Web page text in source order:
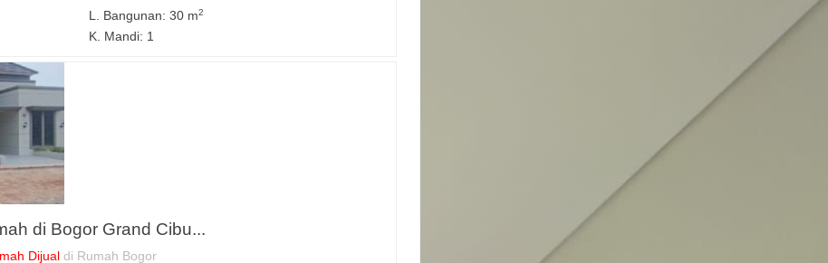
L. Bangunan: 30 m2
K. Mandi: 1
di Bogor Grand Cibu...
Dijual di Rumah Bogor